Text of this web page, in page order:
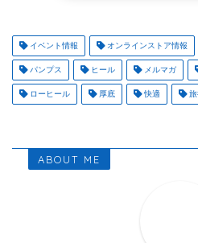
イベント情報 オンラインストア情報
パンプス ヒール メルマガ
ローヒール 厚底 快適 旅
ABOUT ME